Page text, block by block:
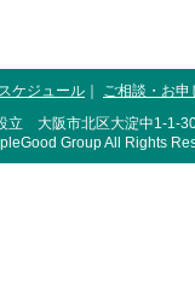
ケジュール ご相談・お申
立 大阪市北区大淀中1-1-
Group All Rights